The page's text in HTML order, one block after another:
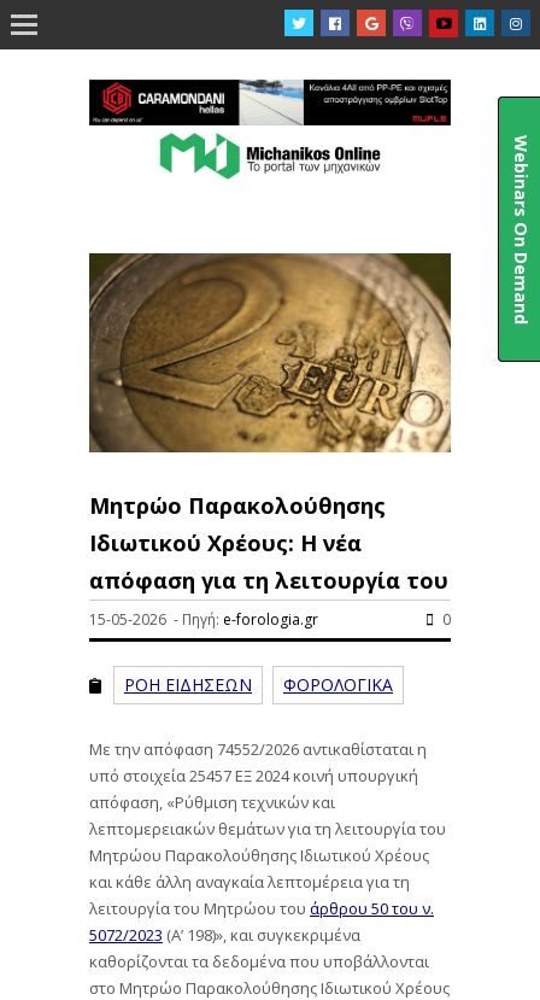

Μητρώο Παρακολούθησης
Ιδιωτικού Χρέους: Η νέα
απόφαση για τη λειτουργία του
15-05-2026 - Πηγή: e-forologia.gr 0
ΡΟΗ ΕΙΔΗΣΕΩΝ ΦΟΡΟΛΟΓΙΚΑ
Με την απόφαση 74552/2026 αντικαθίσταται η
υπό στοιχεία 25457 ΕΞ 2024 κοινή υπουργική
απόφαση, «Ρύθμιση τεχνικών και
λεπτομερειακών θεμάτων για τη λειτουργία του
Μητρώου Παρακολούθησης Ιδιωτικού Χρέους
και κάθε άλλη αναγκαία λεπτομέρεια για τη
λειτουργία του Μητρώου του άρθρου 50 του ν.
5072/2023 (Α’ 198)», και συγκεκριμένα
καθορίζονται τα δεδομένα που υποβάλλονται
στο Μητρώο Παρακολούθησης Ιδιωτικού Χρέους
Webinars On Demand